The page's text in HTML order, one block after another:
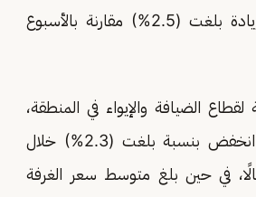
الماضي، كما سجّلت نسبة إشغال الفنادق في المدينة المنورة إجمالًا زيادة بلغت (2.5%) مقارنة بالأسبوع
الضيافة والإيواء في المنطقة،
مشيرًا إلى أن متوسط سعر الغرفة الفندقية الفاخرة في المدينة المنورة انخفض بنسبة بلغت (2.3%) خلال
من شهر أكتوبر الفائت، بمتوسط سعرٍ بلغ (849.8) ريالًا، في حين بلغ متوسط سعر الغرفة